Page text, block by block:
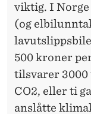
viktig. I Norge
(og
500 kroner
tilsvarer 3000
CO2, eller ti
anslåtte